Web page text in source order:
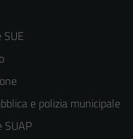
e polizia municipale
SUAP
per il